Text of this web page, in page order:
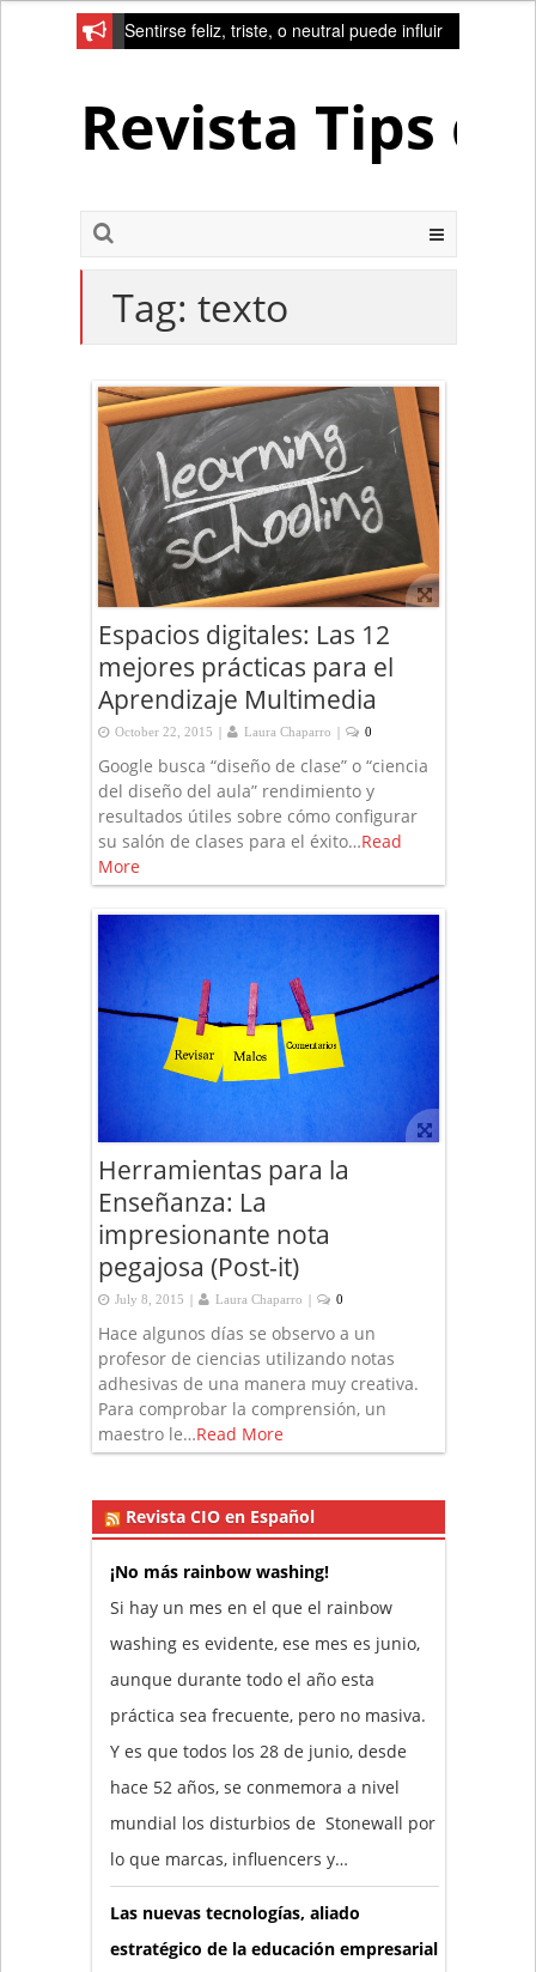
Sentirse feliz, triste, o neutral puede influir
Revista Tips
Tag: texto
Espacios digitales: Las 12
mejores prácticas para el
Aprendizaje Multimedia
October 22, 2015 | Laura Chaparro | 0
Google busca “diseño de clase” o “ciencia
del diseño del aula” rendimiento y
resultados útiles sobre cómo configurar
su salón de clases para el éxito…Read
More
Herramientas para la
Enseñanza: La
impresionante nota
pegajosa (Post-it)
July 8, 2015 | Laura Chaparro | 0
Hace algunos días se observo a un
profesor de ciencias utilizando notas
adhesivas de una manera muy creativa.
Para comprobar la comprensión, un
maestro le…Read More
Revista CIO en Español
¡No más rainbow washing!
Si hay un mes en el que el rainbow
washing es evidente, ese mes es junio,
aunque durante todo el año esta
práctica sea frecuente, pero no masiva.
Y es que todos los 28 de junio, desde
hace 52 años, se conmemora a nivel
mundial los disturbios de Stonewall por
lo que marcas, influencers y…
Las nuevas tecnologías, aliado
estratégico de la educación empresarial